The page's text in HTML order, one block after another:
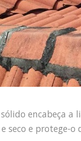
sólido encabeça a
seco e protege-o